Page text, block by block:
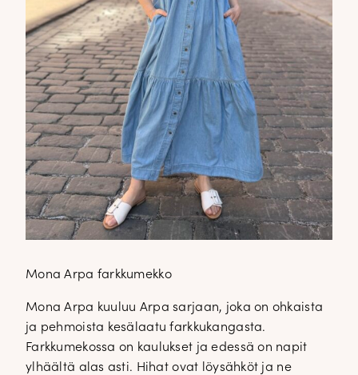
Mona Arpa farkkumekko
Mona Arpa kuuluu Arpa sarjaan, joka on ohkaista
ja pehmoista kesälaatu farkkukangasta.
Farkkumekossa on kaulukset ja edessä on napit
ylhäältä alas asti. Hihat ovat löysähköt ja ne